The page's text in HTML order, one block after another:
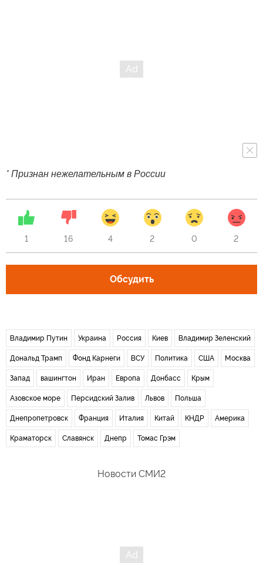
* Признан нежелательным в России
1 16 4 2 0 2
Обсудить
Владимир Путин Украина Россия Киев Владимир Зеленский
Дональд Трамп Фонд Карнеги ВСУ Политика США Москва
Запад вашингтон Иран Европа Донбасс Крым
Азовское море Персидский Залив Львов Польша
Днепропетровск Франция Италия Китай КНДР Америка
Краматорск Славянск Днепр Томас Грэм
Новости СМИ2